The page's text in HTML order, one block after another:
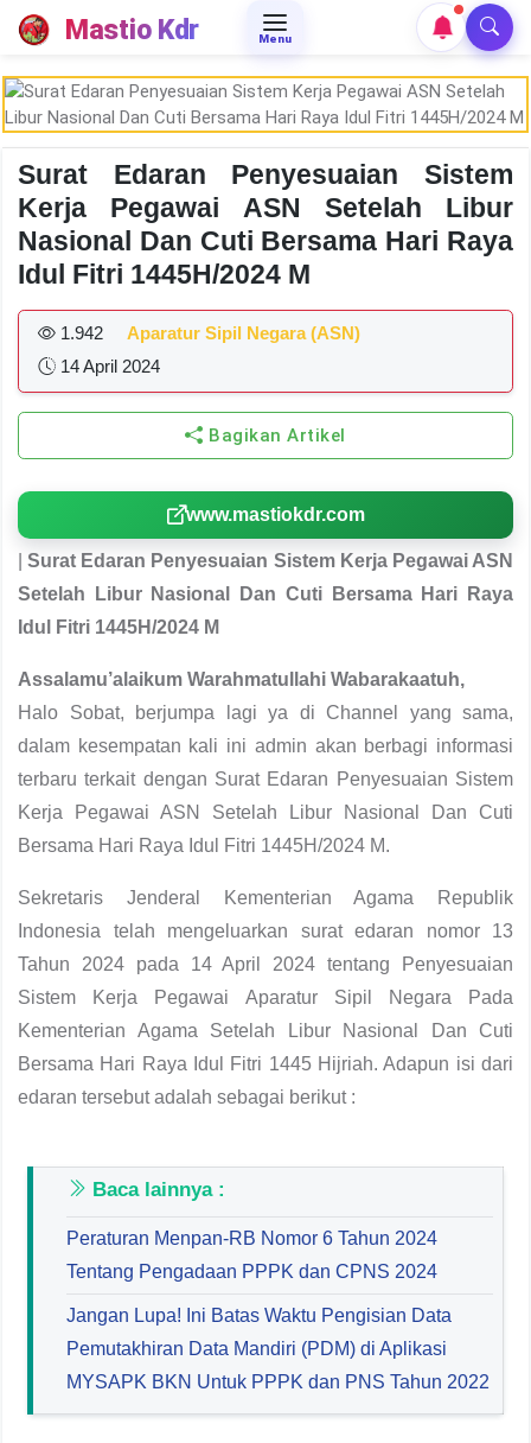
Mastio Kdr Menu
Surat Edaran Penyesuaian Sistem
Kerja Pegawai ASN Setelah Libur
Nasional Dan Cuti Bersama Hari Raya
Idul Fitri 1445H/2024 M
1.942
Aparatur Sipil Negara (ASN)
14 April 2024
Bagikan Artikel
www.mastiokdr.com
|Surat Edaran Penyesuaian Sistem Kerja Pegawai ASN
Setelah Libur Nasional Dan Cuti Bersama Hari Raya
Idul Fitri 1445H/2024 M
Assalamu’alaikum Warahmatullahi Wabarakaatuh,
Halo Sobat, berjumpa lagi ya di Channel yang sama,
dalam kesempatan kali ini admin akan berbagi informasi
terbaru terkait dengan Surat Edaran Penyesuaian Sistem
Kerja Pegawai ASN Setelah Libur Nasional Dan Cuti
Bersama Hari Raya Idul Fitri 1445H/2024 M.
Sekretaris Jenderal Kementerian Agama Republik
Indonesia telah mengeluarkan surat edaran nomor 13
Tahun 2024 pada 14 April 2024 tentang Penyesuaian
Sistem Kerja Pegawai Aparatur Sipil Negara Pada
Kementerian Agama Setelah Libur Nasional Dan Cuti
Bersama Hari Raya Idul Fitri 1445 Hijriah. Adapun isi dari
edaran tersebut adalah sebagai berikut :
Baca lainnya :
Peraturan Menpan-RB Nomor 6 Tahun 2024
Tentang Pengadaan PPPK dan CPNS 2024
Jangan Lupa! Ini Batas Waktu Pengisian Data
Pemutakhiran Data Mandiri (PDM) di Aplikasi
MYSAPK BKN Untuk PPPK dan PNS Tahun 2022